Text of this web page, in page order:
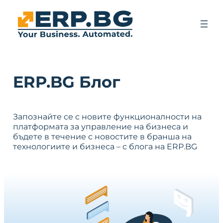
ERP.BG Блог
Запознайте се с новите функционалности на
платформата за управление на бизнеса и
бъдете в течение с новостите в бранша на
технологиите и бизнеса – с блога на ERP.BG